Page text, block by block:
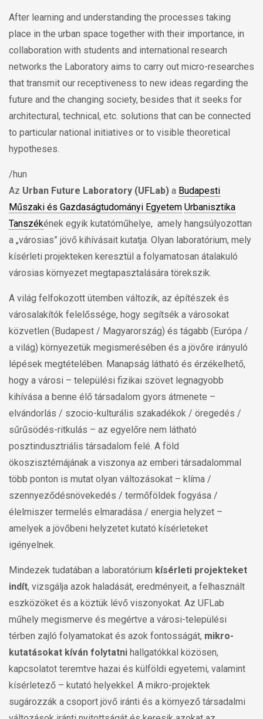
After learning and understanding the processes taking
place in the urban space together with their importance, in
collaboration with students and international research
networks the Laboratory aims to carry out micro-researches
that transmit our receptiveness to new ideas regarding the
future and the changing society, besides that it seeks for
architectural, technical, etc. solutions that can be connected
to particular national initiatives or to visible theoretical
hypotheses.
/hun
Az Urban Future Laboratory (UFLab) a Budapesti
Műszaki és Gazdaságtudományi Egyetem Urbanisztika
Tanszékének egyik kutatóműhelye, amely hangsúlyozottan
a „városias” jövő kihívásait kutatja. Olyan laboratórium, mely
kísérleti projekteken keresztül a folyamatosan átalakuló
városias környezet megtapasztalására törekszik.
A világ felfokozott ütemben változik, az építészek és
városalakítók felelőssége, hogy segítsék a városokat
közvetlen (Budapest / Magyarország) és tágabb (Európa /
a világ) környezetük megismerésében és a jövőre irányuló
lépések megtételében. Manapság látható és érzékelhető,
hogy a városi – települési fizikai szövet legnagyobb
kihívása a benne élő társadalom gyors átmenete –
elvándorlás / szocio-kulturális szakadékok / öregedés /
sűrűsödés-ritkulás – az egyelőre nem látható
posztindusztriális társadalom felé. A föld
ökoszisztémájának a viszonya az emberi társadalommal
több ponton is mutat olyan változásokat – klíma /
szennyeződésnövekedés / termőföldek fogyása /
élelmiszer termelés elmaradása / energia helyzet –
amelyek a jövőbeni helyzetet kutató kísérleteket
igényelnek.
Mindezek tudatában a laboratórium kísérleti projekteket
indít, vizsgálja azok haladását, eredményeit, a felhasznált
eszközöket és a köztük lévő viszonyokat. Az UFLab
műhely megismerve és megértve a városi-települési
térben zajló folyamatokat és azok fontosságát, mikro-
kutatásokat kíván folytatni hallgatókkal közösen,
kapcsolatot teremtve hazai és külföldi egyetemi, valamint
kísérletező – kutató helyekkel. A mikro-projektek
sugározzák a csoport jövő iránti és a környező társadalmi